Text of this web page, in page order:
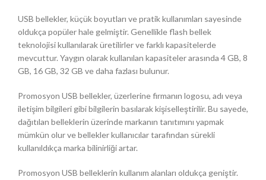
USB bellekler, küçük boyutları ve pratik kullanımları sayesinde
oldukça popüler hale gelmiştir. Genellikle flash bellek
teknolojisi kullanılarak üretilirler ve farklı kapasitelerde
mevcuttur. Yaygın olarak kullanılan kapasiteler arasında 4 GB, 8
GB, 16 GB, 32 GB ve daha fazlası bulunur.
Promosyon USB bellekler, üzerlerine firmanın logosu, adı veya
iletişim bilgileri gibi bilgilerin basılarak kişiselleştirilir. Bu sayede,
dağıtılan belleklerin üzerinde markanın tanıtımını yapmak
mümkün olur ve bellekler kullanıcılar tarafından sürekli
kullanıldıkça marka bilinirliği artar.
Promosyon USB belleklerin kullanım alanları oldukça geniştir.